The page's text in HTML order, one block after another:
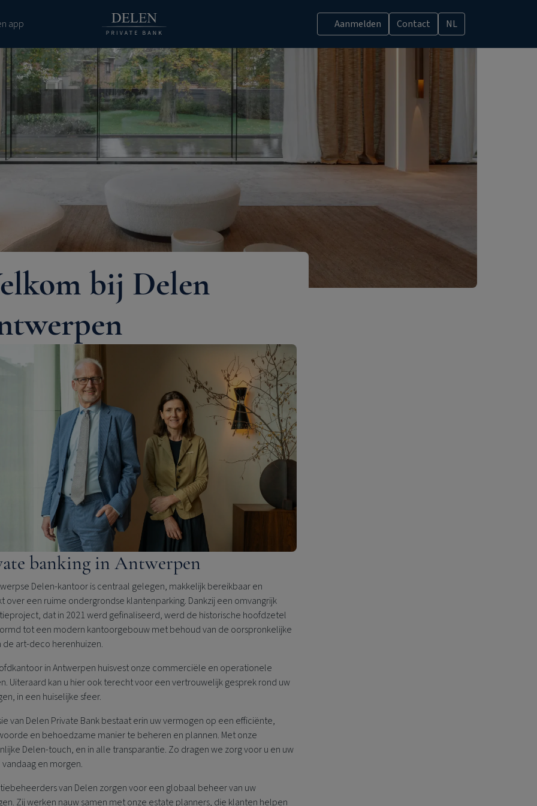
app Aanmelden Contact NL
bij Delen
banking in Antwerpen
Delen-kantoor is centraal gelegen, makkelijk bereikbaar en
over een ruime ondergrondse klantenparking. Dankzij een omvangrijk
dat in 2021 werd gefinaliseerd, werd de historische hoofdzetel
tot een modern kantoorgebouw met behoud van de oorspronkelijke
de art-deco herenhuizen.
in Antwerpen huisvest onze commerciële en operationele
Uiteraard kan u hier ook terecht voor een vertrouwelijk gesprek rond uw
in een huiselijke sfeer.
van Delen Private Bankbestaat erin uw vermogen op een efficiënte,
en behoedzame manier te beheren en plannen. Met onze
Delen-touch, en in alle transparantie. Zo dragen we zorg voor u en uw
en morgen.
van Delen zorgen voor een globaal beheer van uw
Zij werken nauw samen met onze estate planners, die klanten helpen